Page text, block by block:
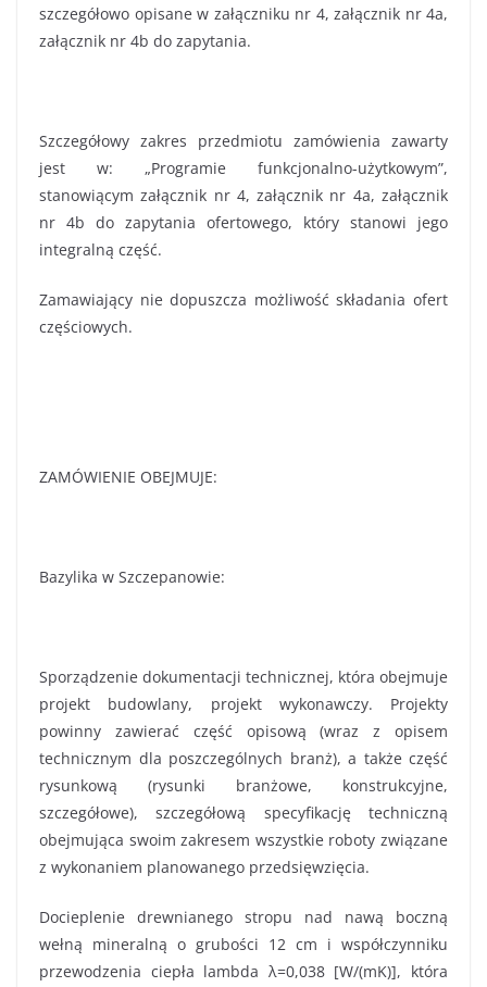
szczegółowo opisane w załączniku nr 4, załącznik nr 4a,
załącznik nr 4b do zapytania.
Szczegółowy zakres przedmiotu zamówienia zawarty
jest w: „Programie funkcjonalno-użytkowym”,
stanowiącym załącznik nr 4, załącznik nr 4a, załącznik
nr 4b do zapytania ofertowego, który stanowi jego
integralną część.
Zamawiający nie dopuszcza możliwość składania ofert
częściowych.
ZAMÓWIENIE OBEJMUJE:
Bazylika w Szczepanowie:
Sporządzenie dokumentacji technicznej, która obejmuje
projekt budowlany, projekt wykonawczy. Projekty
powinny zawierać część opisową (wraz z opisem
technicznym dla poszczególnych branż), a także część
rysunkową (rysunki branżowe, konstrukcyjne,
szczegółowe), szczegółową specyfikację techniczną
obejmująca swoim zakresem wszystkie roboty związane
z wykonaniem planowanego przedsięwzięcia.
Docieplenie drewnianego stropu nad nawą boczną
wełną mineralną o grubości 12 cm i współczynniku
przewodzenia ciepła lambda λ=0,038 [W/(mK)], która